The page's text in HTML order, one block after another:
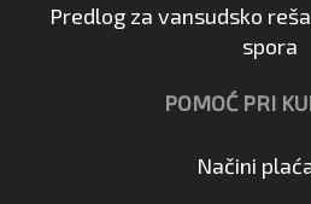
Predlog za vansudsko
spora
POMOĆ PRI
Načini